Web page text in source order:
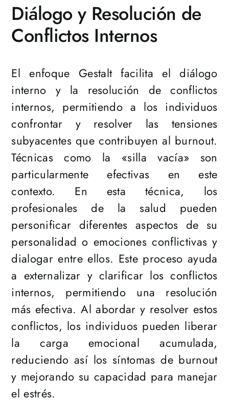
Diálogo y Resolución de
Conflictos Internos
El enfoque Gestalt facilita el diálogo
interno y la resolución de conflictos
internos, permitiendo a los individuos
confrontar y resolver las tensiones
subyacentes que contribuyen al burnout.
Técnicas como la «silla vacía» son
particularmente efectivas en este
contexto. En esta técnica, los
profesionales de la salud pueden
personificar diferentes aspectos de su
personalidad o emociones conflictivas y
dialogar entre ellos. Este proceso ayuda
a externalizar y clarificar los conflictos
internos, permitiendo una resolución
más efectiva. Al abordar y resolver estos
conflictos, los individuos pueden liberar
la carga emocional acumulada,
reduciendo así los síntomas de burnout
y mejorando su capacidad para manejar
el estrés.